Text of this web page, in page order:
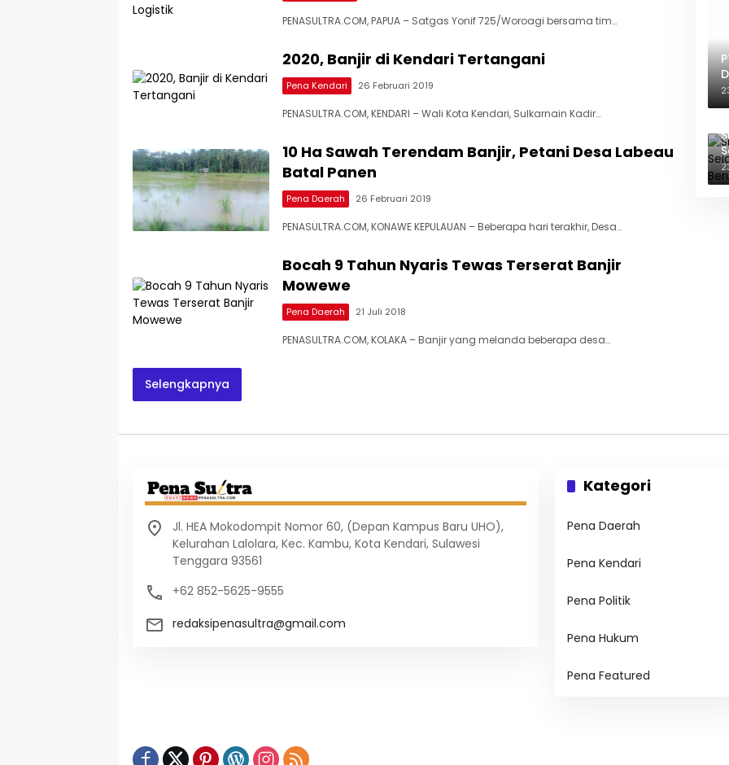
PENASULTRA.COM, PAPUA – Satgas Yonif 725/Woroagi bersama tim…
2020, Banjir di Kendari Tertangani
Pena Kendari 26 Februari 2019
PENASULTRA.COM, KENDARI – Wali Kota Kendari, Sulkarnain Kadir…
10 Ha Sawah Terendam Banjir, Petani Desa Labeau
Batal Panen
Pena Daerah 26 Februari 2019
PENASULTRA.COM, KONAWE KEPULAUAN – Beberapa hari terakhir, Desa…
Bocah 9 Tahun Nyaris Tewas Terserat Banjir
Mowewe
Pena Daerah 21 Juli 2018
PENASULTRA.COM, KOLAKA – Banjir yang melanda beberapa desa…
Selengkapnya
Jl. HEA Mokodompit Nomor 60, (Depan Kampus Baru UHO),
Kelurahan Lalolara, Kec. Kambu, Kota Kendari, Sulawesi
Tenggara 93561
+62 852-5625-9555
redaksipenasultra@gmail.com
Kategori
Pena Daerah
Pena Kendari
Pena Politik
Pena Hukum
Pena Featured